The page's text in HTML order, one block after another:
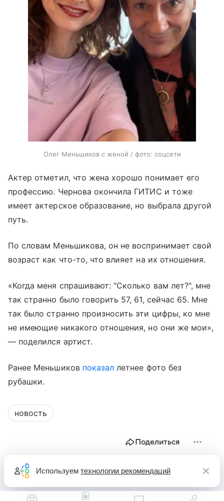
Олег Меньшиков с женой / фото: соцсети
Актер отметил, что жена хорошо понимает его
профессию. Чернова окончила ГИТИС и тоже
имеет актерское образование, но выбрала другой
путь.
По словам Меньшикова, он не воспринимает свой
возраст как что-то, что влияет на их отношения.
«Когда меня спрашивают: "Сколько вам лет?", мне
так странно было говорить 57, 61, сейчас 65. Мне
так было странно произносить эти цифры, ко мне
не имеющие никакого отношения, но они же мои»,
— поделился артист.
Ранее Меньшиков показал летнее фото без
рубашки.
новость
Поделиться
Используем технологии рекомендаций